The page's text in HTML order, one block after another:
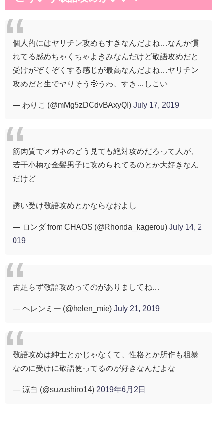
個人的にはヤリチン攻めもすきなんだよね…なんか慣
れてる感めちゃくちゃよきみなんだけど敬語攻めだと
受けがぞくぞくする感じが最高なんだよね…ヤリチン
攻めだと生でヤりそう🥺うわ、すき…しこい
— わりこ (@mMg5zDCdvBAxyQI) July 17, 2019
筋肉質でメガネのどう見ても絶対攻めだろって人が、
若干小柄な金髪男子に攻められてるのとか大好きなん
だけど
誘い受け敬語攻めとかならなおよし
— ロンダ from CHAOS (@Rhonda_kagerou) July 14, 2
019
舌足らず敬語攻めってのがありましてね…
— ヘレンミー (@helen_mie) July 21, 2019
敬語攻めは紳士とかじゃなくて、性格とか所作も粗暴
なのに受けに敬語使ってるのが好きなんだよな
— 涼白 (@suzushiro14) 2019年6月2日